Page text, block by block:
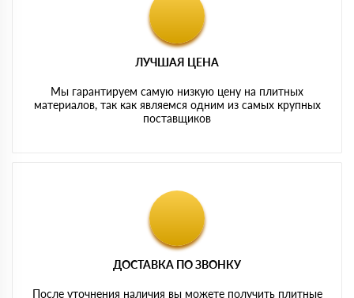
ЛУЧШАЯ ЦЕНА
Мы гарантируем самую низкую цену на плитных
материалов, так как являемся одним из самых крупных
поставщиков
ДОСТАВКА ПО ЗВОНКУ
После уточнения наличия вы можете получить плитные